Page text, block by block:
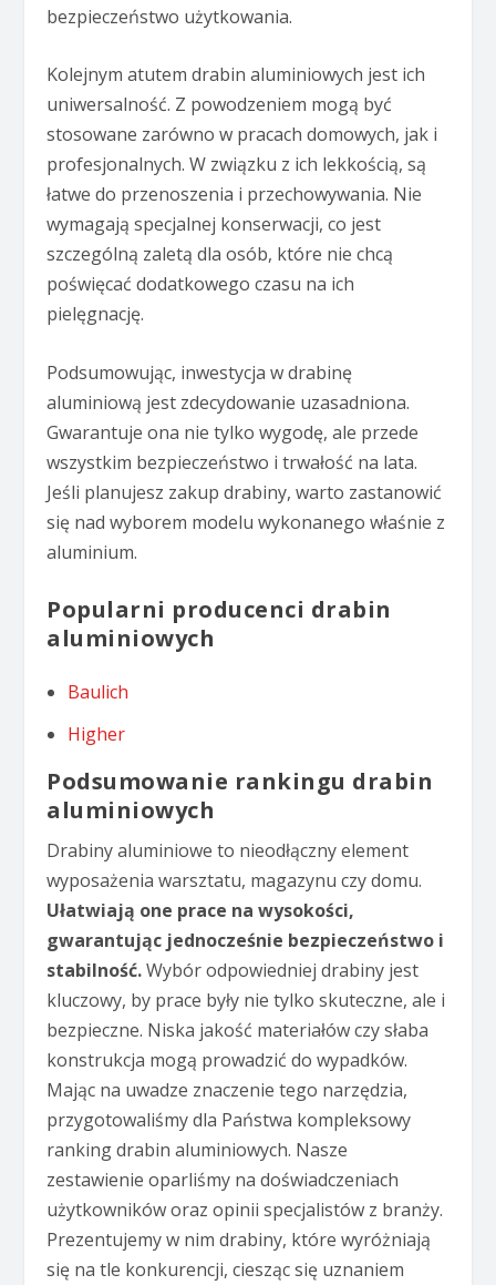
bezpieczeństwo użytkowania.
Kolejnym atutem drabin aluminiowych jest ich
uniwersalność. Z powodzeniem mogą być
stosowane zarówno w pracach domowych, jak i
profesjonalnych. W związku z ich lekkością, są
łatwe do przenoszenia i przechowywania. Nie
wymagają specjalnej konserwacji, co jest
szczególną zaletą dla osób, które nie chcą
poświęcać dodatkowego czasu na ich
pielęgnację.
Podsumowując, inwestycja w drabinę
aluminiową jest zdecydowanie uzasadniona.
Gwarantuje ona nie tylko wygodę, ale przede
wszystkim bezpieczeństwo i trwałość na lata.
Jeśli planujesz zakup drabiny, warto zastanowić
się nad wyborem modelu wykonanego właśnie z
aluminium.
Popularni producenci drabin
aluminiowych
Baulich
Higher
Podsumowanie rankingu drabin
aluminiowych
Drabiny aluminiowe to nieodłączny element
wyposażenia warsztatu, magazynu czy domu.
Ułatwiają one prace na wysokości,
gwarantując jednocześnie bezpieczeństwo i
stabilność.Wybór odpowiedniej drabiny jest
kluczowy, by prace były nie tylko skuteczne, ale i
bezpieczne. Niska jakość materiałów czy słaba
konstrukcja mogą prowadzić do wypadków.
Mając na uwadze znaczenie tego narzędzia,
przygotowaliśmy dla Państwa kompleksowy
ranking drabin aluminiowych. Nasze
zestawienie oparliśmy na doświadczeniach
użytkowników oraz opinii specjalistów z branży.
Prezentujemy w nim drabiny, które wyróżniają
się na tle konkurencji, ciesząc się uznaniem